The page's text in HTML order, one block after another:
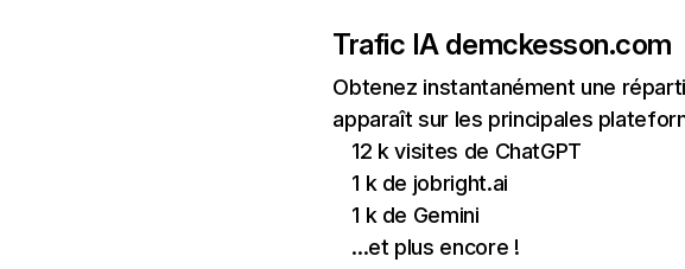
Trafic IA demckesson.com
Obtenez instantanément une
apparaît sur les principales
12 k visites de ChatGPT
1 k de jobright.ai
1 k de Gemini
...et plus encore !